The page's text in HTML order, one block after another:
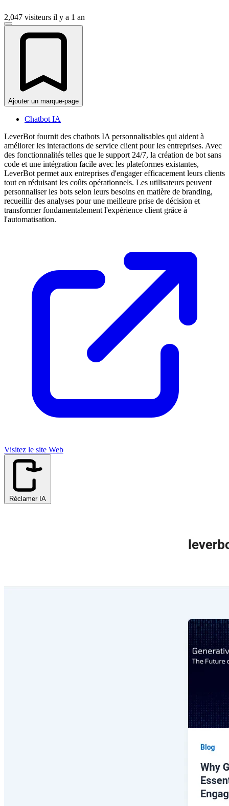
2,047 visiteurs il y a 1 an
Ajouter un marque-page
Chatbot IA
LeverBot fournit des chatbots IA personnalisables qui aident à
améliorer les interactions de service client pour les entreprises. Avec
des fonctionnalités telles que le support 24/7, la création de bot sans
code et une intégration facile avec les plateformes existantes,
LeverBot permet aux entreprises d'engager efficacement leurs clients
tout en réduisant les coûts opérationnels. Les utilisateurs peuvent
personnaliser les bots selon leurs besoins en matière de branding,
recueillir des analyses pour une meilleure prise de décision et
transformer fondamentalement l'expérience client grâce à
l'automatisation.
Visitez le site Web
Réclamer IA